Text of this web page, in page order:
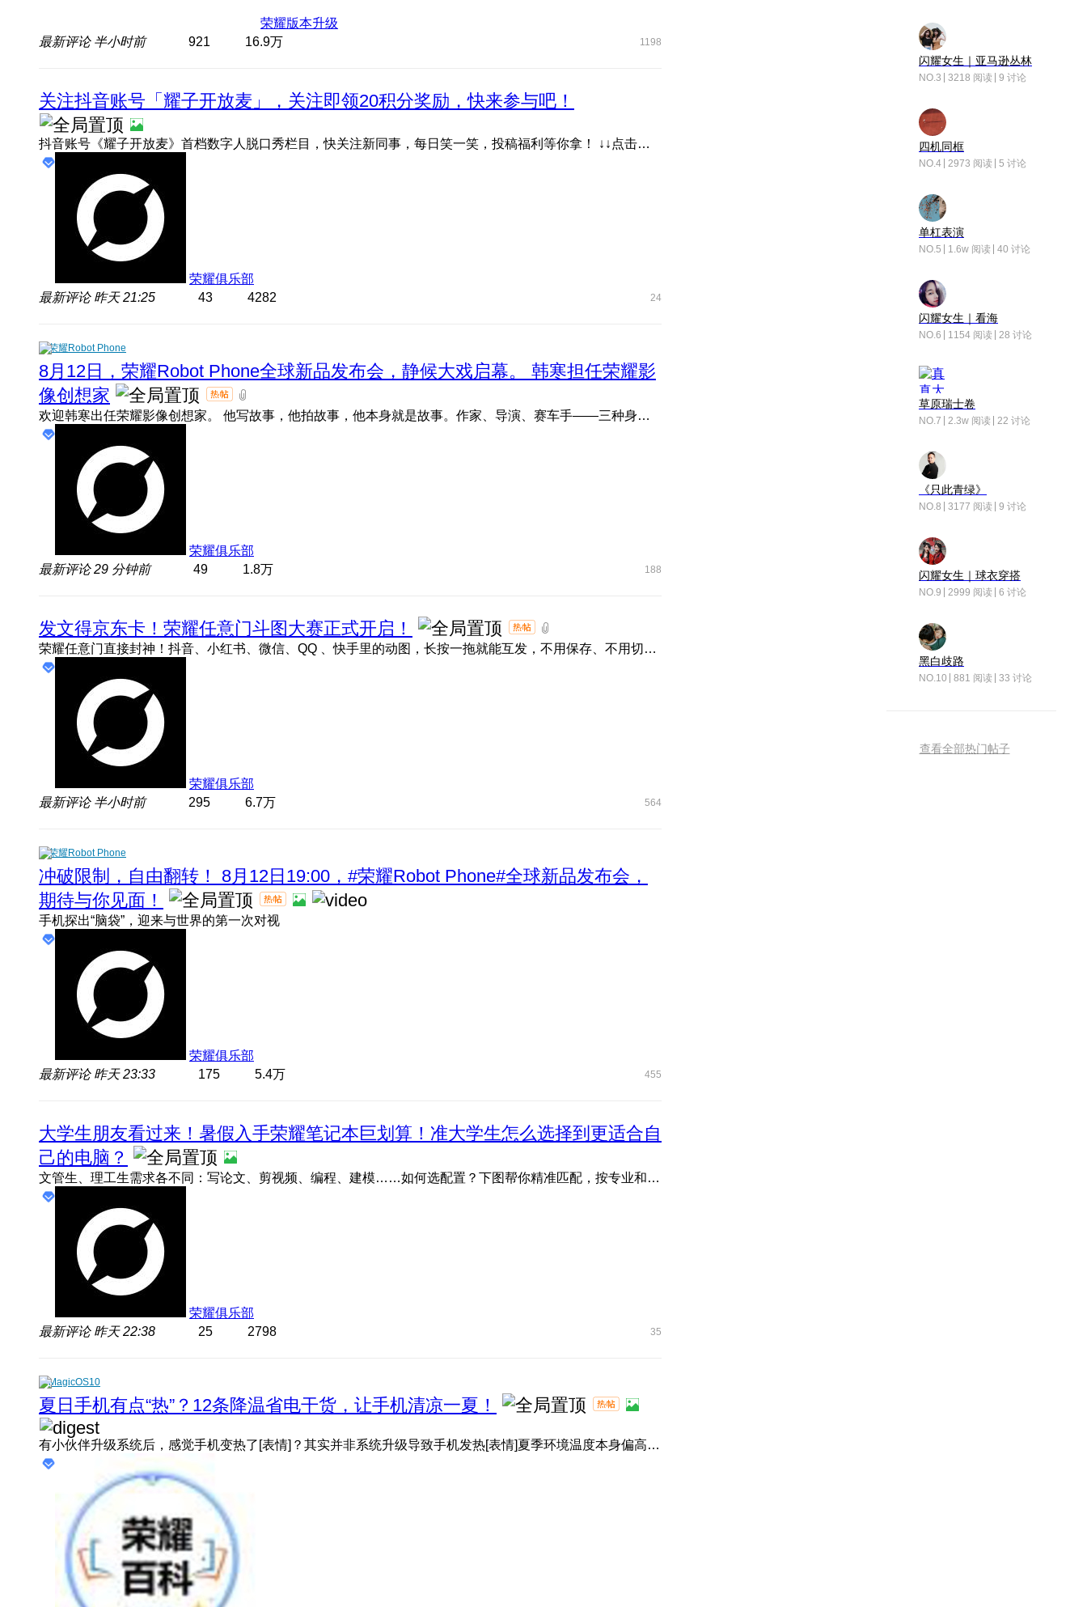
荣耀版本升级
最新评论 半小时前 921 16.9万 1198
关注抖音账号「耀子开放麦」，关注即领20积分奖励，快来参与吧！
抖音账号《耀子开放麦》首档数字人脱口秀栏目，快关注新同事，每日笑一笑，投稿福利等你拿！ ↓↓点击下方图片或 ...
荣耀俱乐部
最新评论 昨天 21:25 43 4282 24
荣耀Robot Phone
8月12日，荣耀Robot Phone全球新品发布会，静候大戏启幕。 韩寒担任荣耀影
像创想家
欢迎韩寒出任荣耀影像创想家。 他写故事，他拍故事，他本身就是故事。作家、导演、赛车手——三种身份从未定义他 ...
荣耀俱乐部
最新评论29 分钟前 49 1.8万 188
发文得京东卡！荣耀任意门斗图大赛正式开启！
荣耀任意门直接封神！抖音、小红书、微信、QQ 、快手里的动图，长按一拖就能互发，不用保存、不用切软件，评论区 ...
荣耀俱乐部
最新评论 半小时前 295 6.7万 564
荣耀Robot Phone
冲破限制，自由翻转！ 8月12日19:00，#荣耀Robot Phone#全球新品发布会，
期待与你见面！
手机探出“脑袋”，迎来与世界的第一次对视
荣耀俱乐部
最新评论 昨天 23:33 175 5.4万 455
大学生朋友看过来！暑假入手荣耀笔记本巨划算！准大学生怎么选择到更适合自
己的电脑？
文管生、理工生需求各不同：写论文、剪视频、编程、建模……如何选配置？下图帮你精准匹配，按专业和预算轻松抄作 ...
荣耀俱乐部
最新评论 昨天 22:38 25 2798 35
MagicOS10
夏日手机有点“热”？12条降温省电干货，让手机清凉一夏！
有小伙伴升级系统后，感觉手机变热了[表情]？其实并非系统升级导致手机发热[表情]夏季环境温度本身偏高[表情]️， ...
闪耀女生｜亚马逊丛林
NO.3 3218 阅读 9 讨论
四机同框
NO.4 2973 阅读 5 讨论
单杠表演
NO.5 1.6w 阅读 40 讨论
闪耀女生｜看海
NO.6 1154 阅读 28 讨论
草原瑞士卷
NO.7 2.3w 阅读 22 讨论
《只此青绿》
NO.8 3177 阅读 9 讨论
闪耀女生｜球衣穿搭
NO.9 2999 阅读 6 讨论
黑白歧路
NO.10 881 阅读 33 讨论
查看全部热门帖子